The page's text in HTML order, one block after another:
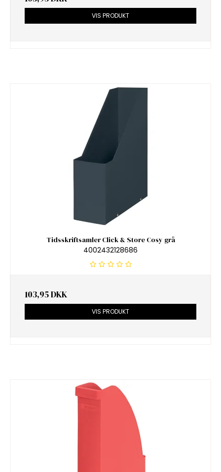
VIS PRODUKT
Tidsskriftsamler Click & Store Cosy grå
4002432128686
103,95 DKK
VIS PRODUKT